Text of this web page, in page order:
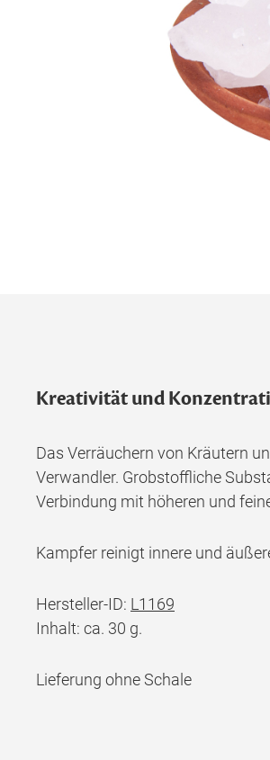
Kreativität und
Das Verräuchern von Kräutern
Verwandler. Grobstoffliche
Verbindung mit höheren und
Kampfer reinigt innere und
Hersteller-ID: L1169
Inhalt: ca. 30 g.
Lieferung ohne Schale